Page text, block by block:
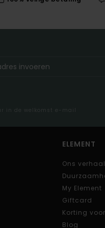
in de welkomst e-mail
ELEMENT
Ons verhaal
My Element
Giftcard
Korting
Blog